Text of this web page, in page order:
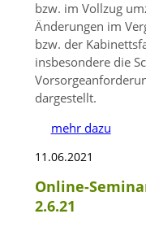
bzw. im Vollzug
Änderungen im
bzw. der
insbesondere die
dargestellt.
mehr dazu
11.06.2021
Online-
2.6.21